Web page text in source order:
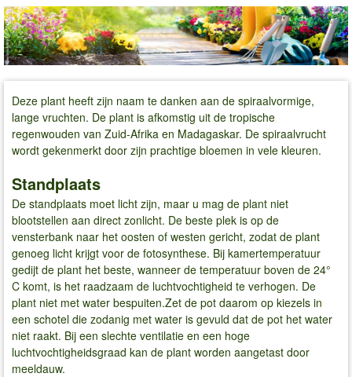
Deze plant heeft zijn naam te danken aan de spiraalvormige,
lange vruchten. De plant is afkomstig uit de tropische
regenwouden van Zuid-Afrika en Madagaskar. De spiraalvrucht
wordt gekenmerkt door zijn prachtige bloemen in vele kleuren.
Standplaats
De standplaats moet licht zijn, maar u mag de plant niet
blootstellen aan direct zonlicht. De beste plek is op de
vensterbank naar het oosten of westen gericht, zodat de plant
genoeg licht krijgt voor de fotosynthese. Bij kamertemperatuur
gedijt de plant het beste, wanneer de temperatuur boven de 24°
C komt, is het raadzaam de luchtvochtigheid te verhogen. De
plant niet met water bespuiten.Zet de pot daarom op kiezels in
een schotel die zodanig met water is gevuld dat de pot het water
niet raakt. Bij een slechte ventilatie en een hoge
luchtvochtigheidsgraad kan de plant worden aangetast door
meeldauw.